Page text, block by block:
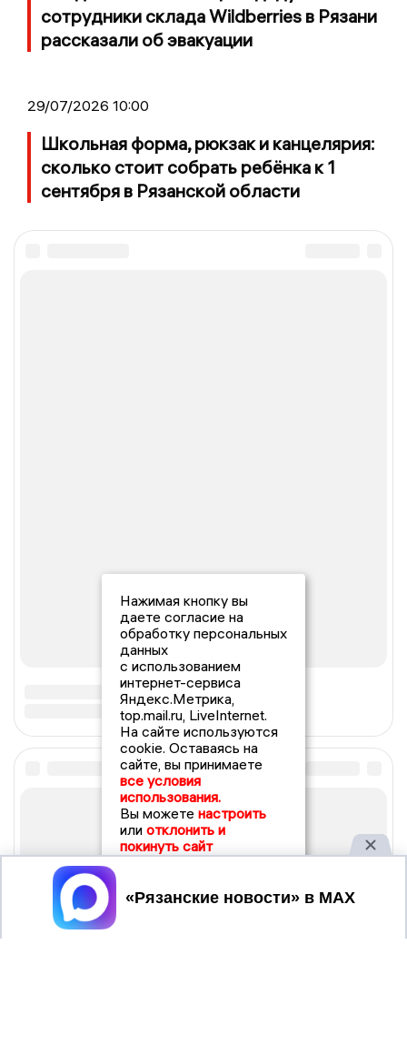
сотрудники склада Wildberries в Рязани
рассказали об эвакуации
29/07/2026 10:00
Школьная форма, рюкзак и канцелярия:
сколько стоит собрать ребёнка к 1
сентября в Рязанской области
Нажимая кнопку вы
даете согласие на
обработку персональных
данных
с использованием
интернет-сервиса
Яндекс.Метрика,
top.mail.ru, LiveInternet.
На сайте используются
cookie. Оставаясь на
сайте, вы принимаете
все условия
использования.
Вы можете настроить
или отклонить и
покинуть сайт
Принять